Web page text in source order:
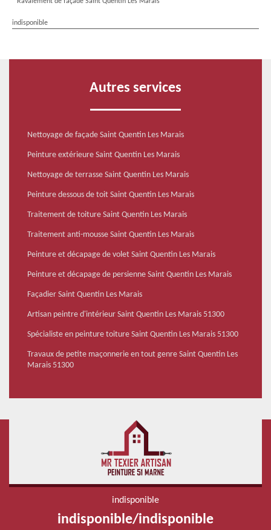
indisponible
Autres services
Nettoyage de façade Saint Quentin Les Marais
Peinture extérieure Saint Quentin Les Marais
Nettoyage de terrasse Saint Quentin Les Marais
Peinture dessous de toit Saint Quentin Les Marais
Traitement de toiture Saint Quentin Les Marais
Traitement anti-mousse Saint Quentin Les Marais
Peinture et décapage de volet Saint Quentin Les Marais
Peinture et décapage de persienne Saint Quentin Les Marais
Façadier Saint Quentin Les Marais
Artisan peintre d'intérieur Saint Quentin Les Marais 51300
Spécialiste en peinture toiture Saint Quentin Les Marais 51300
Travaux de petite maçonnerie en tout genre Saint Quentin Les
Marais 51300
indisponible
indisponible/indisponible